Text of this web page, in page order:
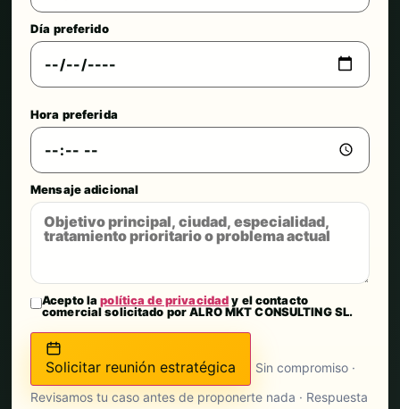
Día preferido
Hora preferida
Mensaje adicional
Acepto lapolítica de privacidady el contacto
comercial solicitado por ALRO MKT CONSULTING SL.
Solicitar reunión estratégica
Sin compromiso ·
Revisamos tu caso antes de proponerte nada · Respuesta